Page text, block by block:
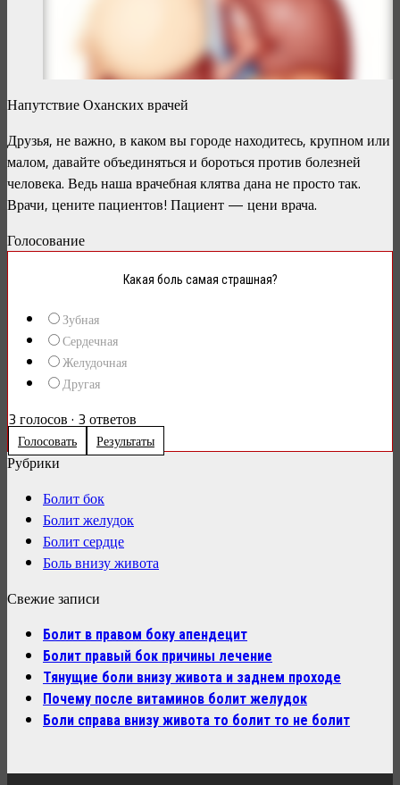
Напутствие Оханских врачей
Друзья, не важно, в каком вы городе находитесь, крупном или
малом, давайте объединяться и бороться против болезней
человека. Ведь наша врачебная клятва дана не просто так.
Врачи, цените пациентов! Пациент — цени врача.
Голосование
Какая боль самая страшная?
Зубная
Сердечная
Желудочная
Другая
3 голосов · 3 ответов
Голосовать Результаты
Рубрики
Болит бок
Болит желудок
Болит сердце
Боль внизу живота
Свежие записи
Болит в правом боку апендецит
Болит правый бок причины лечение
Тянущие боли внизу живота и заднем проходе
Почему после витаминов болит желудок
Боли справа внизу живота то болит то не болит